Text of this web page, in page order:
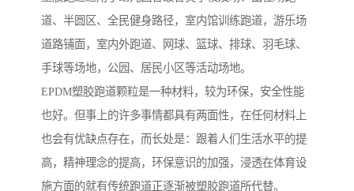
道、半圆区、全民健身路径，室内馆训练跑道，游乐场
道路铺面，室内外跑道、网球、篮球、排球、羽毛球、
手球等场地，公园、居民小区等活动场地。
EPDM塑胶跑道颗粒是一种材料，较为环保，安全性能
也好。但事上的许多事情都具有两面性，在任何材料上
也会有优缺点存在，而长处是：跟着人们生活水平的提
高，精神理念的提高，环保意识的加强，浸透在体育设
施方面的就有传统跑道正逐渐被塑胶跑道所代替。